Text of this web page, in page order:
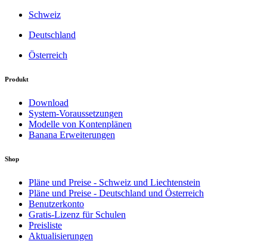
Schweiz
Deutschland
Österreich
Produkt
Download
System-Voraussetzungen
Modelle von Kontenplänen
Banana Erweiterungen
Shop
Pläne und Preise - Schweiz und Liechtenstein
Pläne und Preise - Deutschland und Österreich
Benutzerkonto
Gratis-Lizenz für Schulen
Preisliste
Aktualisierungen